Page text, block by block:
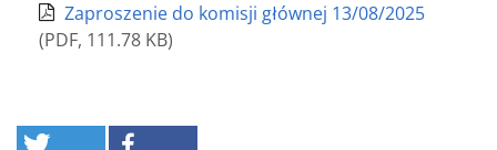
Zaproszenie do komisji głównej 13/08/2025
(PDF, 111.78 KB)